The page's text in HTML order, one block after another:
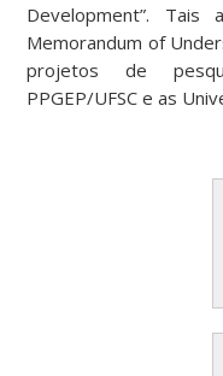
Development”.
Memorandum of
projetos de
PPGEP/UFSC e as